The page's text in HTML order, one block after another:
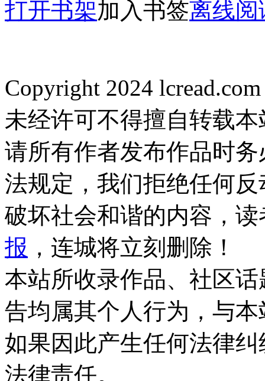
打开书架加入书签离线阅
Copyright 2024
未经许可不得擅自转载
请所有作者发布作品时
法规定，我们拒绝任何
破坏社会和谐的内容，
报 ，连城将立刻删除！
本站所收录作品、社区
告均属其个人行为，与
如果因此产生任何法律
法律责任。